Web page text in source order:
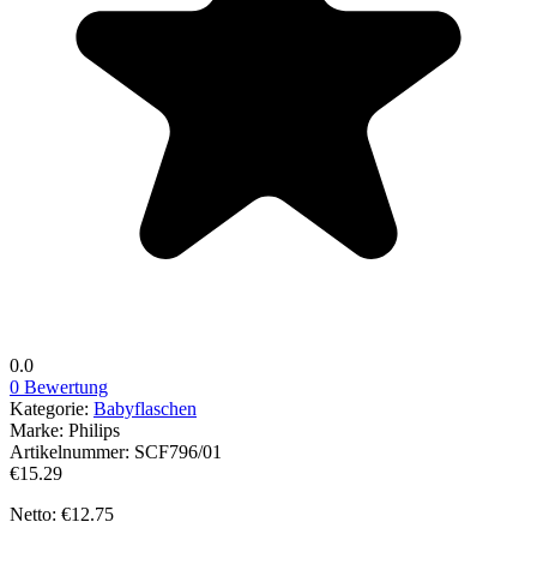
0.0
0 Bewertung
Kategorie: Babyflaschen
Marke: Philips
Artikelnummer: SCF796/01
€15.29
Netto: €12.75